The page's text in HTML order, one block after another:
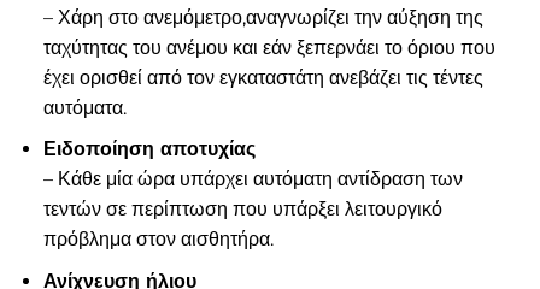
– Χάρη στο ανεμόμετρο,αναγνωρίζει την αύξηση της
ταχύτητας του ανέμου και εάν ξεπερνάει το όριου που
έχει ορισθεί από τον εγκαταστάτη ανεβάζει τις τέντες
αυτόματα.
Ειδοποίηση αποτυχίας
– Κάθε μία ώρα υπάρχει αυτόματη αντίδραση των
τεντών σε περίπτωση που υπάρξει λειτουργικό
πρόβλημα στον αισθητήρα.
Ανίχνευση ήλιου